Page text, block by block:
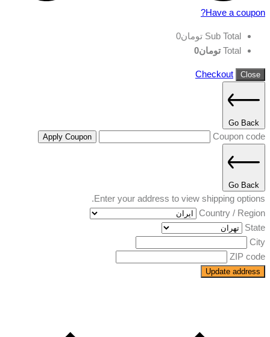
Have a coupon?
Sub Total تومان0
Total تومان0
Close
Checkout
Go Back
Coupon code
Apply Coupon
Go Back
Enter your address to view shipping options.
Country / Region
State
City
ZIP code
Update address